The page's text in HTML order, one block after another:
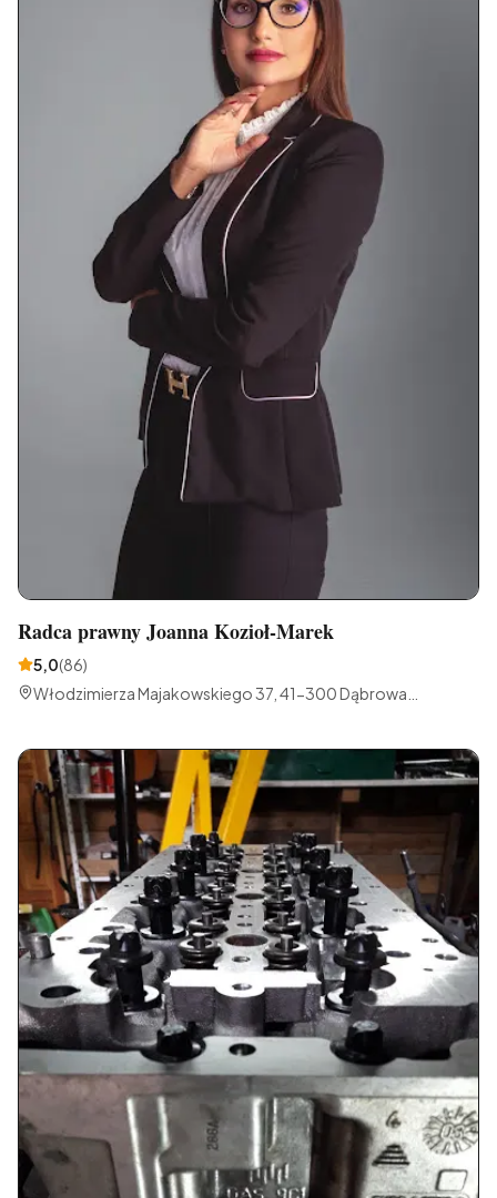
Radca prawny Joanna Kozioł-Marek
5,0(86)
Włodzimierza Majakowskiego 37, 41-300 Dąbrowa